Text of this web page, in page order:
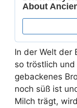
In der Welt der
so tröstlich
gebackenes
noch süß ist
Milch trägt,